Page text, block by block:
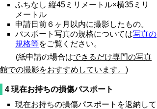
ふちなし 縦45ミリメートル×横35ミリ
メートル
申請日前６ヶ月以内に撮影したもの。
パスポート写真の規格については写真の
規格等をご覧ください。
(紙申請の場合はできるだけ専門の写真
館での撮影をおすすめしています。 )
4 現在お持ちの損傷パスポート
現在お持ちの損傷パスポートを返納して